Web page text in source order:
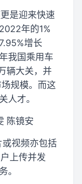
是迎来快速
年的1%
增长
我国乘用车
辆大关，并
规模。而这
人才。
陈镜安
视频亦包括
上传并发
。